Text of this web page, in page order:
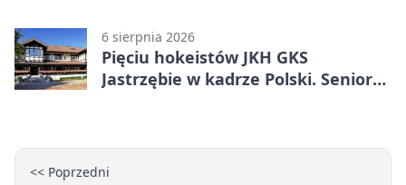
6 sierpnia 2026
Pięciu hokeistów JKH GKS
Jastrzębie w kadrze Polski. Seniorzy
<< Poprzedni